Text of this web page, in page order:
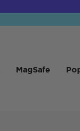
MagSafe